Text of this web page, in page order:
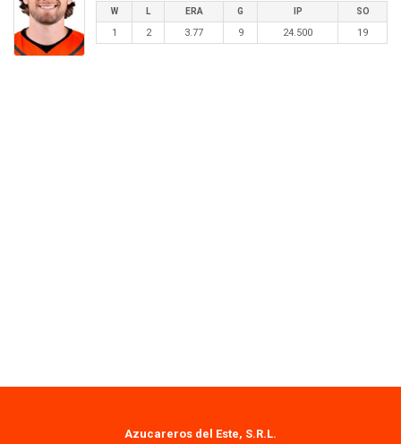
W L ERA G IP SO
1 2 3.77 9 24.500 19
Azucareros del Este, S.R.L.